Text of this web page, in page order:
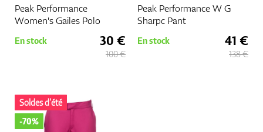
Peak Performance
Women's Gailes Polo
En stock 30 €
100 €
Peak Performance W G
Sharpc Pant
En stock 41 €
138 €
Soldes d’été
-70%